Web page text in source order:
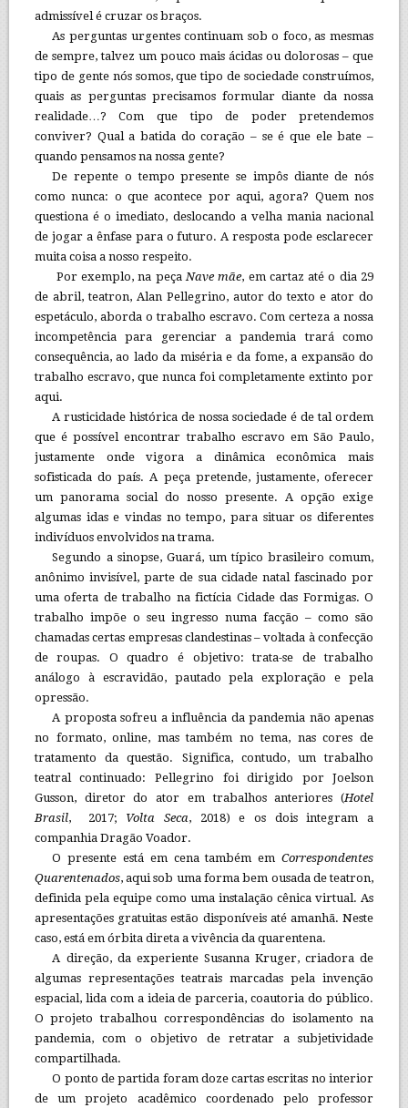
admissível é cruzar os braços.
As perguntas urgentes continuam sob o foco, as mesmas
de sempre, talvez um pouco mais ácidas ou dolorosas – que
tipo de gente nós somos, que tipo de sociedade construímos,
quais as perguntas precisamos formular diante da nossa
realidade…? Com que tipo de poder pretendemos
conviver? Qual a batida do coração – se é que ele bate –
quando pensamos na nossa gente?
De repente o tempo presente se impôs diante de nós
como nunca: o que acontece por aqui, agora? Quem nos
questiona é o imediato, deslocando a velha mania nacional
de jogar a ênfase para o futuro. A resposta pode esclarecer
muita coisa a nosso respeito.
Por exemplo, na peçaNave mãe, em cartaz até o dia 29
de abril, teatron, Alan Pellegrino, autor do texto e ator do
espetáculo, aborda o trabalho escravo. Com certeza a nossa
incompetência para gerenciar a pandemia trará como
consequência, ao lado da miséria e da fome, a expansão do
trabalho escravo, que nunca foi completamente extinto por
aqui.
A rusticidade histórica de nossa sociedade é de tal ordem
que é possível encontrar trabalho escravo em São Paulo,
justamente onde vigora a dinâmica econômica mais
sofisticada do país. A peça pretende, justamente, oferecer
um panorama social do nosso presente. A opção exige
algumas idas e vindas no tempo, para situar os diferentes
indivíduos envolvidos na trama.
Segundo a sinopse, Guará, um típico brasileiro comum,
anônimo invisível, parte de sua cidade natal fascinado por
uma oferta de trabalho na fictícia Cidade das Formigas. O
trabalho impõe o seu ingresso numa facção – como são
chamadas certas empresas clandestinas – voltada à confecção
de roupas. O quadro é objetivo: trata-se de trabalho
análogo à escravidão, pautado pela exploração e pela
opressão.
A proposta sofreu a influência da pandemia não apenas
no formato, online, mas também no tema, nas cores de
tratamento da questão. Significa, contudo, um trabalho
teatral continuado: Pellegrino foi dirigido por Joelson
Gusson, diretor do ator em trabalhos anteriores (Hotel
Brasil, 2017; Volta Seca, 2018) e os dois integram a
companhia Dragão Voador.
O presente está em cena também emCorrespondentes
Quarentenados, aqui sob uma forma bem ousada de teatron,
definida pela equipe como uma instalação cênica virtual. As
apresentações gratuitas estão disponíveis até amanhã. Neste
caso, está em órbita direta a vivência da quarentena.
A direção, da experiente Susanna Kruger, criadora de
algumas representações teatrais marcadas pela invenção
espacial, lida com a ideia de parceria, coautoria do público.
O projeto trabalhou correspondências do isolamento na
pandemia, com o objetivo de retratar a subjetividade
compartilhada.
O ponto de partida foram doze cartas escritas no interior
de um projeto acadêmico coordenado pelo professor